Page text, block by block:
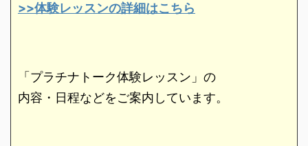
>>体験レッスンの詳細はこちら
「プラチナトーク体験レッスン」の
内容・日程などをご案内しています。